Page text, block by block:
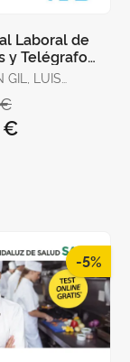
Laboral de
y Telégrafos.
Volumen 1
GIL, LUIS
/
ALEJANDRA
€
-5%